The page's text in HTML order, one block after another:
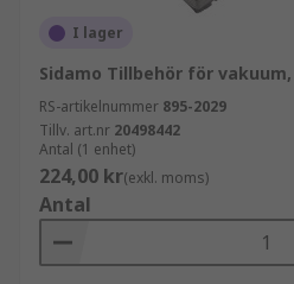
I lager
Sidamo Tillbehör för vakuum,
RS-artikelnummer 895-2029
Tillv. art.nr 20498442
Antal (1 enhet)
224,00 kr(exkl. moms)
Antal